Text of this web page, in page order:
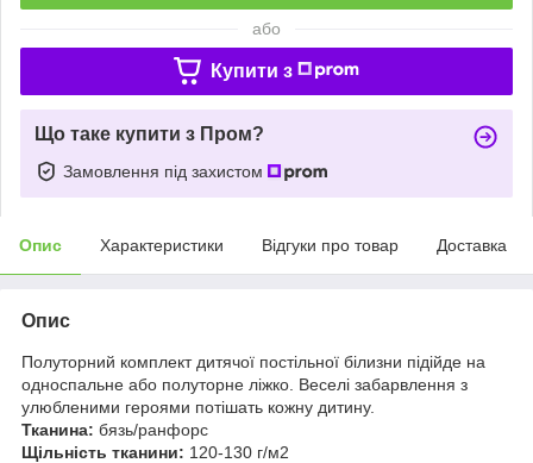
або
Купити з
Що таке купити з Пром?
Замовлення під захистом
Опис Характеристики Відгуки про товар Доставка
Опис
Полуторний комплект дитячої постільної білизни підійде на
односпальне або полуторне ліжко. Веселі забарвлення з
улюбленими героями потішать кожну дитину.
Тканина: бязь/ранфорс
Щільність тканини: 120-130 г/м2